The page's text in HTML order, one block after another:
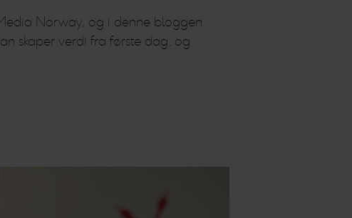
Norway, og i denne bloggen
skaper verdi fra første dag, og